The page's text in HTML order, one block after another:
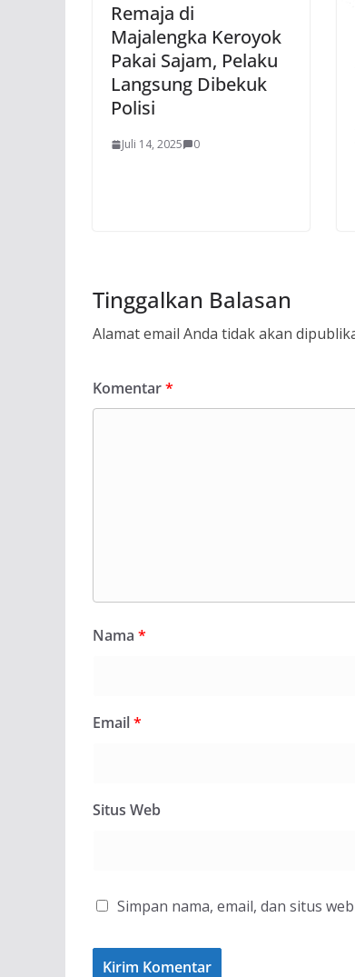
Remaja di
Majalengka Keroyok
Pakai Sajam, Pelaku
Langsung Dibekuk
Polisi
Juli 14, 2025 0
Tinggalkan Balasan
Alamat email Anda tidak akan
Komentar*
Nama *
Email*
Situs Web
Simpan nama, email, dan situs